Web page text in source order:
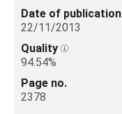
Date of publication
22/11/2013
Quality
94.54%
Page no.
2378